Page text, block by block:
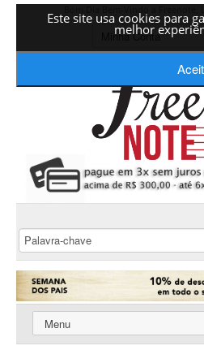
Este site usa cookies para
melhor